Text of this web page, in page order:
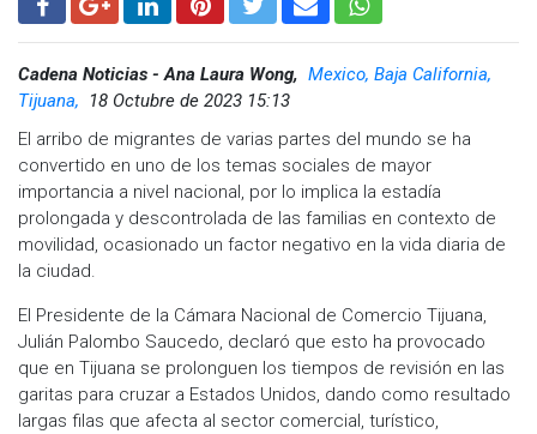
Cadena Noticias - Ana Laura Wong, Mexico, Baja California,
Tijuana,
18 Octubre de 2023 15:13
El arribo de migrantes de varias partes del mundo se ha
convertido en uno de los temas sociales de mayor
importancia a nivel nacional, por lo implica la estadía
prolongada y descontrolada de las familias en contexto de
movilidad, ocasionado un factor negativo en la vida diaria de
la ciudad.
El Presidente de la Cámara Nacional de Comercio Tijuana,
Julián Palombo Saucedo, declaró que esto ha provocado
que en Tijuana se prolonguen los tiempos de revisión en las
garitas para cruzar a Estados Unidos, dando como resultado
largas filas que afecta al sector comercial, turístico,